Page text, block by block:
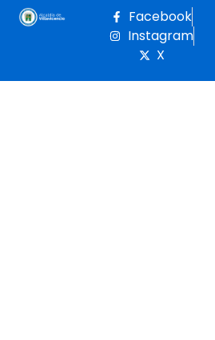
Facebook
Instagram
X